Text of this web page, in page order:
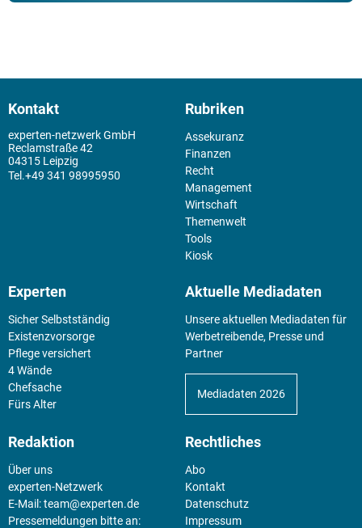
Kontakt
experten-netzwerk GmbH
Reclamstraße 42
04315 Leipzig
+49 341 98995950
Rubriken
Assekuranz
Finanzen
Recht
Management
Wirtschaft
Themenwelt
Tools
Kiosk
Experten
Sicher Selbstständig
Existenz­vorsorge
Pflege versichert
4 Wände
Chefsache
Fürs Alter
Aktuelle Mediadaten
Unsere aktuellen Mediadaten für
Werbetreibende, Presse und
Partner
Mediadaten 2026
Redaktion
Über uns
experten-Netzwerk
E-Mail:team@experten.de
Pressemeldungen bitte an:
Rechtliches
Abo
Kontakt
Datenschutz
Impressum